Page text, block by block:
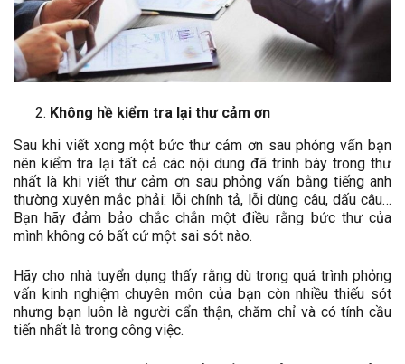
Không hề kiểm tra lại thư cảm ơn
Sau khi viết xong một bức thư cảm ơn sau phỏng vấn bạn
nên kiểm tra lại tất cả các nội dung đã trình bày trong thư
nhất là khi viết thư cảm ơn sau phỏng vấn bằng tiếng anh
thường xuyên mắc phải: lỗi chính tả, lỗi dùng câu, dấu câu…
Bạn hãy đảm bảo chắc chắn một điều rằng bức thư của
mình không có bất cứ một sai sót nào.
Hãy cho nhà tuyển dụng thấy rằng dù trong quá trình phỏng
vấn kinh nghiệm chuyên môn của bạn còn nhiều thiếu sót
nhưng bạn luôn là người cẩn thận, chăm chỉ và có tính cầu
tiến nhất là trong công việc.